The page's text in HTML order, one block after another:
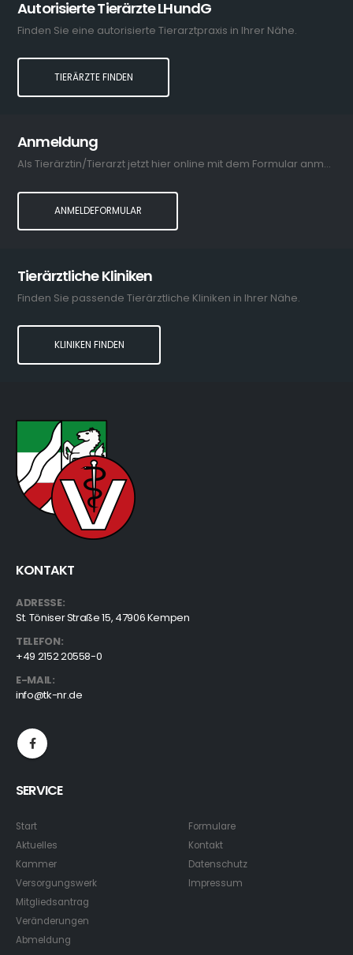
Autorisierte Tierärzte LHundG
Finden Sie eine autorisierte Tierarztpraxis in Ihrer Nähe.
TIERÄRZTE FINDEN
Anmeldung
Als Tierärztin/Tierarzt jetzt hier online mit dem Formular anmelden.
ANMELDEFORMULAR
Tierärztliche Kliniken
Finden Sie passende Tierärztliche Kliniken in Ihrer Nähe.
KLINIKEN FINDEN
KONTAKT
ADRESSE:
St. Töniser Straße 15, 47906 Kempen
TELEFON:
+49 2152 20558-0
E-MAIL:
info@tk-nr.de
SERVICE
Start
Aktuelles
Kammer
Versorgungswerk
Mitgliedsantrag
Veränderungen
Abmeldung
Formulare
Kontakt
Datenschutz
Impressum